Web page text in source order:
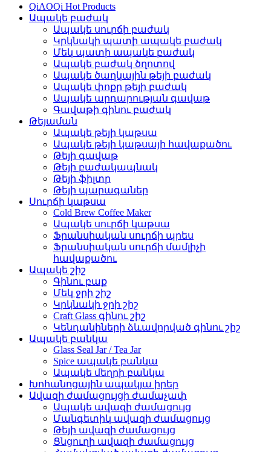
QiAOQi Hot Products
Ապակե բաժակ
Ապակե սուրճի բաժակ
Կրկնակի պատի ապակե բաժակ
Մեկ պատի ապակե բաժակ
Ապակե բաժակ ծղոտով
Ապակե ծաղկային թեյի բաժակ
Ապակե փոքր թեյի բաժակ
Ապակե արդարության գավաթ
Գավաթի գինու բաժակ
Թեյաման
Ապակե թեյի կաթսա
Ապակե թեյի կաթսայի հավաքածու
Թեյի գավաթ
Թեյի բաժակապնակ
Թեյի ֆիլտր
Թեյի պարագաներ
Սուրճի կաթսա
Cold Brew Coffee Maker
Ապակե սուրճի կաթսա
Ֆրանսիական սուրճի պրես
Ֆրանսիական սուրճի մամլիչի
հավաքածու
Ապակե շիշ
Գինու բաք
Մեկ ջրի շիշ
Կրկնակի ջրի շիշ
Craft Glass գինու շիշ
Կենդանիների ձևավորված գինու շիշ
Ապակե բանկա
Glass Seal Jar / Tea Jar
Spice ապակե բանկա
Ապակե մեղրի բանկա
Խոհանոցային ապակյա իրեր
Ավազի ժամացույցի ժամաչափ
Ապակե ավազի ժամացույց
Մանգետիկ ավազի ժամացույց
Թեյի ավազի ժամացույց
Ցնցուղի ավազի ժամացույց